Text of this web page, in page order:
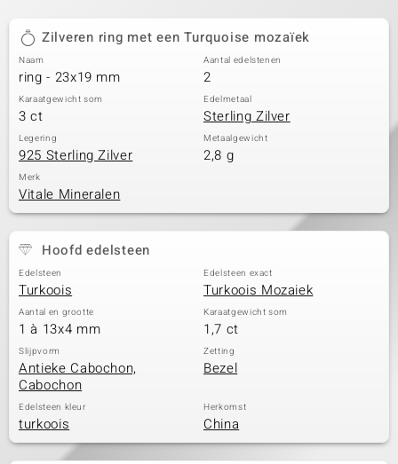
Zilveren ring met een Turquoise mozaïek
Naam
ring - 23x19 mm
Aantal edelstenen
2
Karaatgewicht som
3 ct
Edelmetaal
Sterling Zilver
Legering
925 Sterling Zilver
Metaalgewicht
2,8 g
Merk
Vitale Mineralen
Hoofd edelsteen
Edelsteen
Turkoois
Edelsteen exact
Turkoois Mozaiek
Aantal en grootte
1 à 13x4 mm
Karaatgewicht som
1,7 ct
Slijpvorm
Antieke Cabochon,
Cabochon
Zetting
Bezel
Edelsteen kleur
turkoois
Herkomst
China